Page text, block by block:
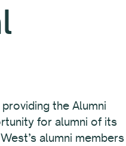
the Alumni
for alumni of its
alumni members